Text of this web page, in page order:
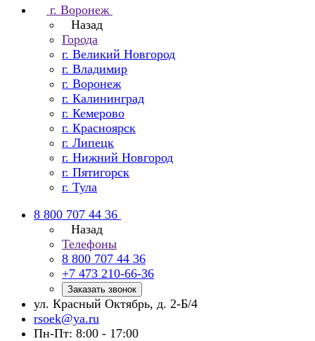
г. Воронеж
Назад
Города
г. Великий Новгород
г. Владимир
г. Воронеж
г. Калининград
г. Кемерово
г. Красноярск
г. Липецк
г. Нижний Новгород
г. Пятигорск
г. Тула
8 800 707 44 36
Назад
Телефоны
8 800 707 44 36
+7 473 210-66-36
Заказать звонок
ул. Красный Октябрь, д. 2-Б/4
rsoek@ya.ru
Пн-Пт: 8:00 - 17:00